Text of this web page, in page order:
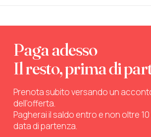
Paga adesso
Il resto, prima di
Prenota subito versando un
dell’offerta.
Pagherai il saldo entro e non oltre
data di partenza.